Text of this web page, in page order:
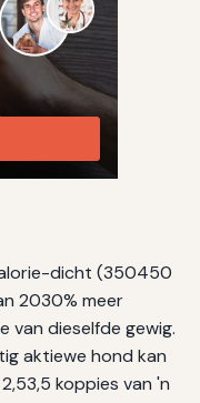
dicht (350450
2030% meer
van dieselfde gewig.
aktiewe hond kan
koppies van 'n